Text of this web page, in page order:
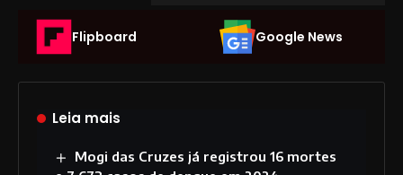
Flipboard Google News
Leia mais
Mogi das Cruzes já registrou 16 mortes